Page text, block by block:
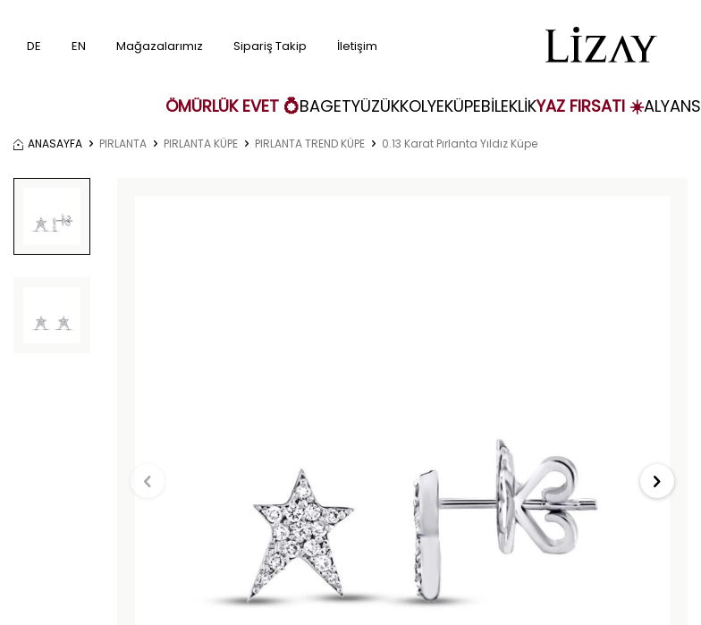
DE EN Mağazalarımız Sipariş Takip İletişim
ÖMÜRLÜK EVET 💍BAGETYÜZÜKKOLYEKÜPEBİLEKLİKYAZ FIRSATI ☀️ALYANS
ANASAYFA PIRLANTA PIRLANTA KÜPE PIRLANTA TREND KÜPE 0.13 Karat Pırlanta Yıldız Küpe